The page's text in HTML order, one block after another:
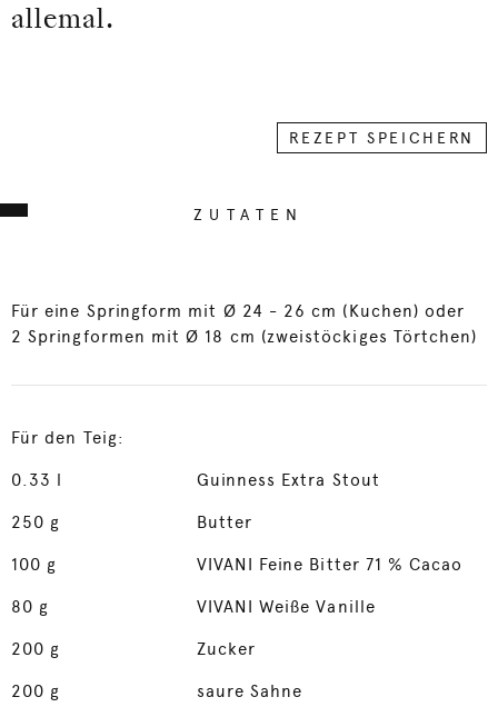
allemal.
REZEPT SPEICHERN
ZUTATEN
Für eine Springform mit Ø 24 - 26 cm (Kuchen) oder
2 Springformen mit Ø 18 cm (zweistöckiges Törtchen)
Für den Teig:
0.33 l Guinness Extra Stout
250 g Butter
100 g VIVANI Feine Bitter 71 % Cacao
80 g VIVANI Weiße Vanille
200 g Zucker
200 g saure Sahne